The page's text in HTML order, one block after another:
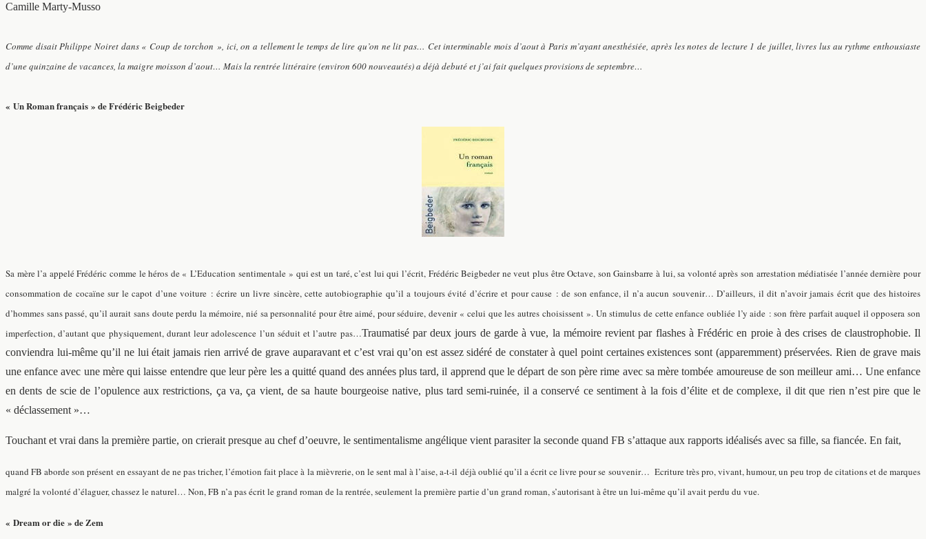
Camille Marty-Musso
Comme disait Philippe Noiret dans « Coup de torchon », ici, on a tellement le temps de lire qu’on ne lit pas… Cet interminable mois d’aout à Paris m’ayant anesthésiée, après les notes de lecture 1 de juillet, livres lus au rythme enthousiaste
d’une quinzaine de vacances, la maigre moisson d’aout… Mais la rentrée littéraire (environ 600 nouveautés) a déjà debuté et j’ai fait quelques provisions de septembre…
« Un Roman français » de Frédéric Beigbeder
Sa mère l’a appelé Frédéric comme le héros de « L’Education sentimentale » qui est un taré, c’est lui qui l’écrit, Frédéric Beigbeder ne veut plus être Octave, son Gainsbarre à lui, sa volonté après son arrestation médiatisée l’année dernière pour
consommation de cocaïne sur le capot d’une voiture : écrire un livre sincère, cette autobiographie qu’il a toujours évité d’écrire et pour cause : de son enfance, il n’a aucun souvenir… D’ailleurs, il dit n’avoir jamais écrit que des histoires
d’hommes sans passé, qu’il aurait sans doute perdu la mémoire, nié sa personnalité pour être aimé, pour séduire, devenir « celui que les autres choisissent ». Un stimulus de cette enfance oubliée l’y aide : son frère parfait auquel il opposera son
imperfection, d’autant que physiquement, durant leur adolescence l’un séduit et l’autre pas…Traumatisé par deux jours de garde à vue, la mémoire revient par flashes à Frédéric en proie à des crises de claustrophobie. Il
conviendra lui-même qu’il ne lui était jamais rien arrivé de grave auparavant et c’est vrai qu’on est assez sidéré de constater à quel point certaines existences sont (apparemment) préservées. Rien de grave mais
une enfance avec une mère qui laisse entendre que leur père les a quitté quand des années plus tard, il apprend que le départ de son père rime avec sa mère tombée amoureuse de son meilleur ami… Une enfance
en dents de scie de l’opulence aux restrictions, ça va, ça vient, de sa haute bourgeoise native, plus tard semi-ruinée, il a conservé ce sentiment à la fois d’élite et de complexe, il dit que rien n’est pire que le
« déclassement »…
Touchant et vrai dans la première partie, on crierait presque au chef d’oeuvre, le sentimentalisme angélique vient parasiter la seconde quand FB s’attaque aux rapports idéalisés avec sa fille, sa fiancée. En fait,
quand FB aborde son présent en essayant de ne pas tricher, l’émotion fait place à la mièvrerie, on le sent mal à l’aise, a-t-il déjà oublié qu’il a écrit ce livre pour se souvenir… Ecriture très pro, vivant, humour, un peu trop de citations et de marques
malgré la volonté d’élaguer, chassez le naturel… Non, FB n’a pas écrit le grand roman de la rentrée, seulement la première partie d’un grand roman, s’autorisant à être un lui-même qu’il avait perdu du vue.
« Dream or die » de Zem